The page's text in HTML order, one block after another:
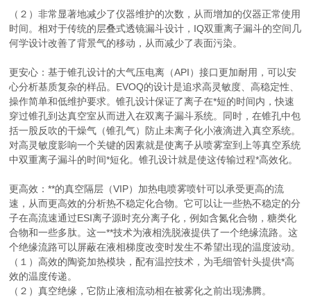
（２）非常显著地减少了仪器维护的次数，从而增加的仪器正常使用
时间。相对于传统的层叠式透镜漏斗设计，IQ双重离子漏斗的空间几
何学设计改善了背景气的移动，从而减少了表面污染。
更安心：基于锥孔设计的大气压电离（API）接口更加耐用，可以安
心分析基质复杂的样品。EVOQ的设计是追求高灵敏度、高稳定性、
操作简单和低维护要求。锥孔设计保证了离子在*短的时间内，快速
穿过锥孔到达真空室从而进入在双离子漏斗系统。同时，在锥孔中包
括一股反吹的干燥气（锥孔气）防止未离子化小液滴进入真空系统。
对高灵敏度影响一个关键的因素就是使离子从喷雾室到上等真空系统
中双重离子漏斗的时间*短化。锥孔设计就是使这传输过程*高效化。
更高效：**的真空隔层（VIP）加热电喷雾喷针可以承受更高的流
速，从而更高效的分析热不稳定化合物。它可以让一些热不稳定的分
子在高流速通过ESI离子源时充分离子化，例如含氮化合物，糖类化
合物和一些多肽。这一**技术为液相洗脱液提供了一个绝缘流路。这
个绝缘流路可以屏蔽在液相梯度改变时发生不希望出现的温度波动。
（１）高效的陶瓷加热模块，配有温控技术，为毛细管针头提供*高
效的温度传递。
（２）真空绝缘，它防止液相流动相在被雾化之前出现沸腾。